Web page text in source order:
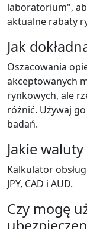
laboratorium",
aktualne rabaty
Jak
Oszacowania
akceptowanych
rynkowych, ale
różnić. Używaj
badań.
Jakie
Kalkulator
JPY, CAD i AUD.
Czy mogę